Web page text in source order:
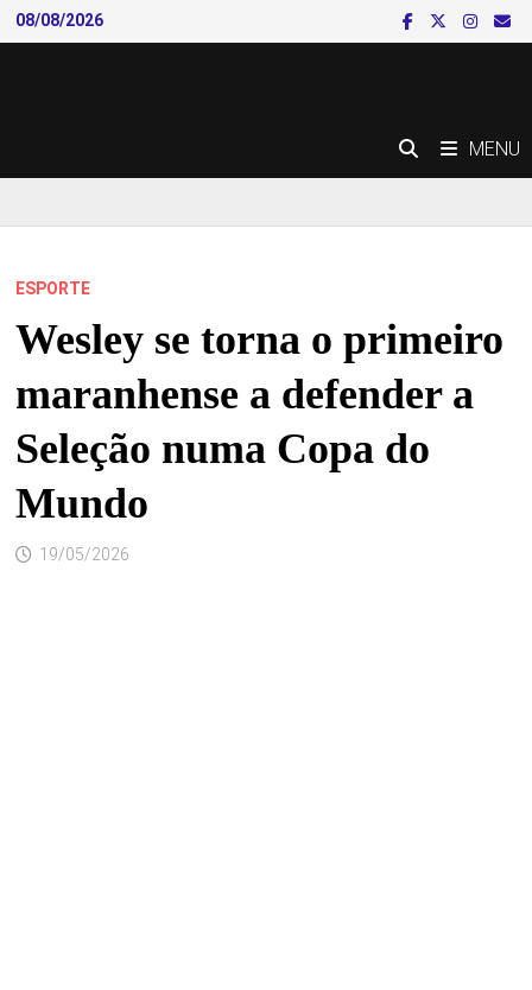
Skip
to
08/08/2026
MENU
ESPORTE
Wesley se torna o primeiro
maranhense a defender a
Seleção numa Copa do
Mundo
19/05/2026